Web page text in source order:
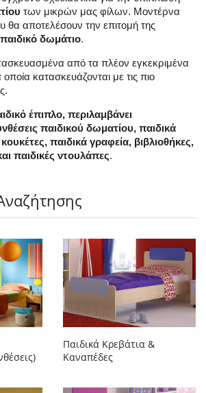
των μικρών μας φίλων. Μοντέρνα
θα αποτελέσουν την επιτομή της
παιδικό δωμάτιο.
από τα πλέον εγκεκριμένα
οποία κατασκευάζονται με τις πιο
έπιπλο, περιλαμβάνει
παιδικού δωματίου, παιδικά
παιδικά γραφεία, βιβλιοθήκες,
παιδικές ντουλάπες.
Παιδικά Κρεβάτια &
Καναπέδες